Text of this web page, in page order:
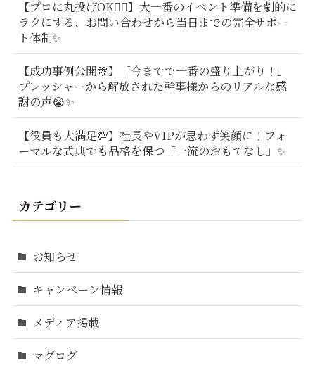
【プロに丸投げOK🙆‍♂️】大一番のイベント準備を劇的に
ラクにする、お問い合わせから当日までの完全サポー
ト体制✨
【成功事例公開🎊】「今までで一番の盛り上がり！」
プレッシャーから解放された幹事様からのリアルな感
謝の声😭✨
【役員も大満足💯】社長やVIPが思わず笑顔に！フォ
ーマルな式典でも品格を保つ「一流のおもてなし」✨
カテゴリー
お知らせ
キャンペーン情報
メディア掲載
マグログ